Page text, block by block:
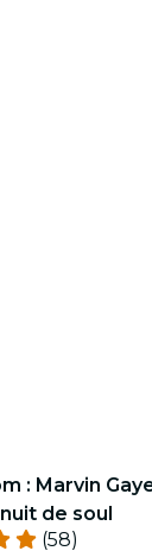
: Marvin
de soul
(58)